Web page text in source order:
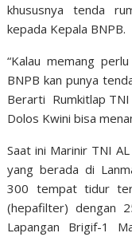
khususnya tenda
kepada Kepala BNPB.
“Kalau memang
BNPB kan punya
Berarti Rumkitlap TNI
Dolos Kwini bisa
Saat ini Marinir TNI
yang berada di
300 tempat tidur
(hepafilter) dengan
Lapangan Brigif-1